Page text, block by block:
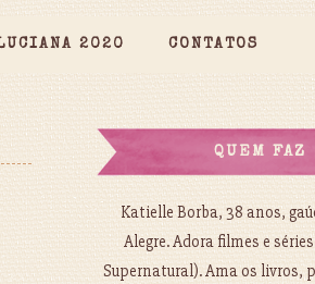
2020 CONTATOS
QUEM FAZ
Katielle Borba, 38 anos,
Alegre. Adora filmes e
Supernatural). Ama os livros,